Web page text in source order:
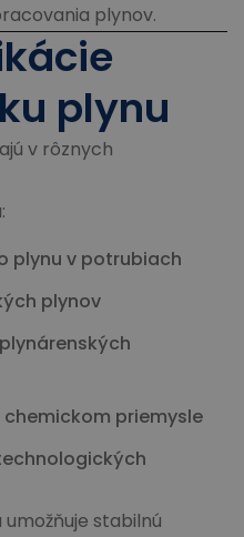
plynov.
plynu
v rôznych
plynu v potrubiach
plynov
priemysle
stabilnú